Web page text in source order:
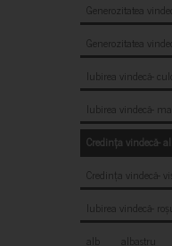
Generozitatea
Generozitatea
Iubirea vindecă-
Iubirea vindecă-
Credința vindecă-
Credința vindecă-
Iubirea vindecă-
alb
albastru